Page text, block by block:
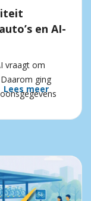
en AI-
vraagt om
ging
Lees meer